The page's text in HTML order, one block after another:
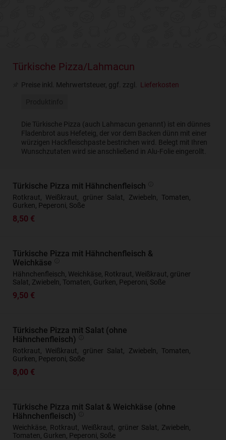
Türkische Pizza/Lahmacun
Preise inkl. Mehrwertsteuer, ggf. zzgl. Lieferkosten
Die Türkische Pizza (auch Lahmacun genannt) ist ein dünnes
Fladenbrot aus Hefeteig, der vor dem Backen dünn mit einer
würzigen Hackfleischpaste bestrichen wird. Belegt mit Ihren
Wunschzutaten wird sie anschließend in Alu-Folie eingerollt.
Türkische Pizza mit Hähnchenfleisch
Rotkraut, Weißkraut, grüner Salat, Zwiebeln, Tomaten,
Gurken, Peperoni, Soße
8,50 €
Türkische Pizza mit Hähnchenfleisch &
Weichkäse
Hähnchenfleisch, Weichkäse, Rotkraut, Weißkraut, grüner
Salat, Zwiebeln, Tomaten, Gurken, Peperoni, Soße
9,50 €
Türkische Pizza mit Salat (ohne
Hähnchenfleisch)
Rotkraut, Weißkraut, grüner Salat, Zwiebeln, Tomaten,
Gurken, Peperoni, Soße
8,00 €
Türkische Pizza mit Salat & Weichkäse (ohne
Hähnchenfleisch)
Weichkäse, Rotkraut, Weißkraut, grüner Salat, Zwiebeln,
Tomaten, Gurken, Peperoni, Soße